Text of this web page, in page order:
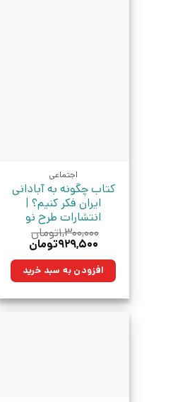
اجتماعی
کتاب چگونه به آبادانی
ایران فکر کنیم؟ |
انتشارات طرح نو
۱,۳۰۰,۰۰۰تومان
قیمت
۱,۳۰۰,۰۰۰تومان
بود.
۹۲۹,۵۰۰تومان
۹۲۹,۵۰۰تومان.افزودن به سبد خرید